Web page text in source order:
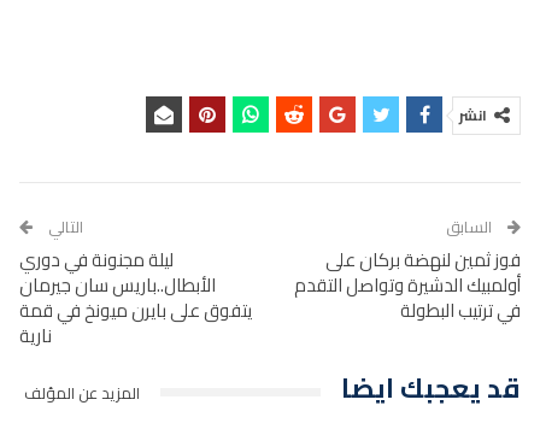
انشر
السابق
فوز ثمين لنهضة بركان على
أولمبيك الدشيرة وتواصل التقدم
في ترتيب البطولة
التالي
ليلة مجنونة في دوري
الأبطال..باريس سان جيرمان
يتفوق على بايرن ميونخ في قمة
نارية
قد يعجبك ايضا المزيد عن المؤلف